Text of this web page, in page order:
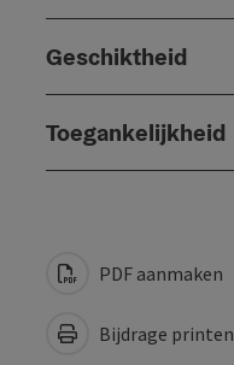
Geschiktheid
Toegankelijkheid
PDF aanmaken
Bijdrage printen